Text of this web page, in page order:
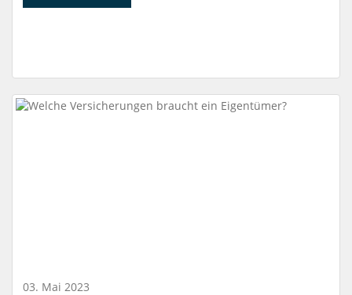
03. Mai 2023